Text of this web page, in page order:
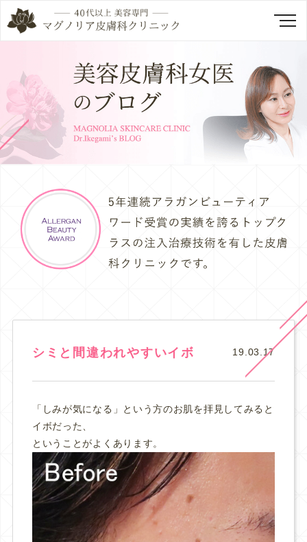
シミと間違われやすいイボ 19.03.17
「しみが気になる」という方のお肌を拝見してみると
イボだった、
ということがよくあります。